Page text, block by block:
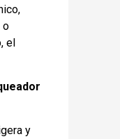
o
el
y